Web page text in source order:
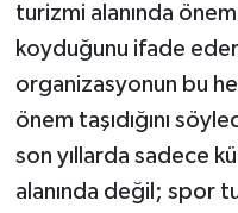
turizmi alanında
koyduğunu ifade
organizasyonun bu
önem taşıdığını
son yıllarda sadece
alanında değil; spor